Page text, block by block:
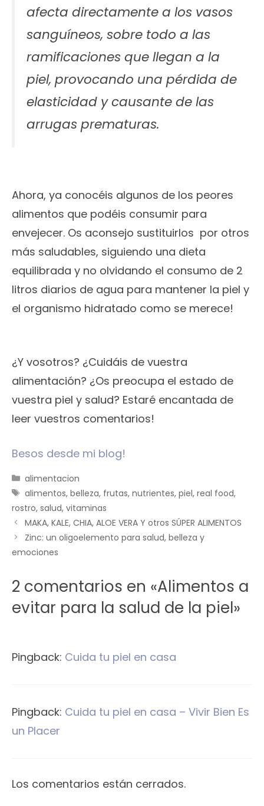
afecta directamente a los vasos
sanguíneos, sobre todo a las
ramificaciones que llegan a la
piel, provocando una pérdida de
elasticidad y causante de las
arrugas prematuras.
Ahora, ya conocéis algunos de los peores
alimentos que podéis consumir para
envejecer. Os aconsejo sustituirlos por otros
más saludables, siguiendo una dieta
equilibrada y no olvidando el consumo de 2
litros diarios de agua para mantener la piel y
el organismo hidratado como se merece!
¿Y vosotros? ¿Cuidáis de vuestra
alimentación? ¿Os preocupa el estado de
vuestra piel y salud? Estaré encantada de
leer vuestros comentarios!
Besos desde mi blog!
Categorías
alimentacion
Etiquetas
alimentos,belleza, frutas,nutrientes,piel,real food,
rostro, salud, vitaminas
MAKA, KALE, CHIA, ALOE VERA Y otros SÚPER ALIMENTOS
Zinc: un oligoelemento para salud, belleza y
emociones
2 comentarios en «Alimentos a
evitar para la salud de la piel»
Pingback: Cuida tu piel en casa
Pingback: Cuida tu piel en casa – Vivir Bien Es
un Placer
Los comentarios están cerrados.